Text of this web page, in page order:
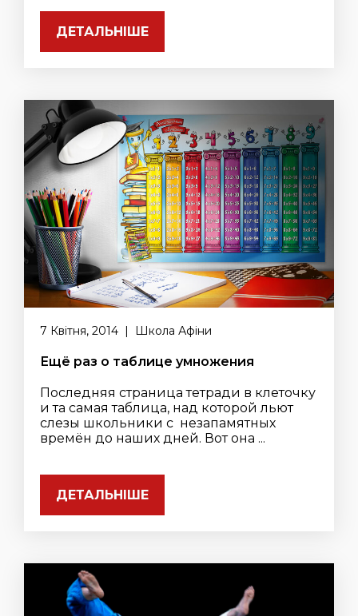
ДЕТАЛЬНІШЕ
7 Квітня, 2014 | Школа Афіни
Ещё раз о таблице умножения
Последняя страница тетради в клеточку
и та самая таблица, над которой льют
слезы школьники с незапамятных
времён до наших дней. Вот она ...
ДЕТАЛЬНІШЕ